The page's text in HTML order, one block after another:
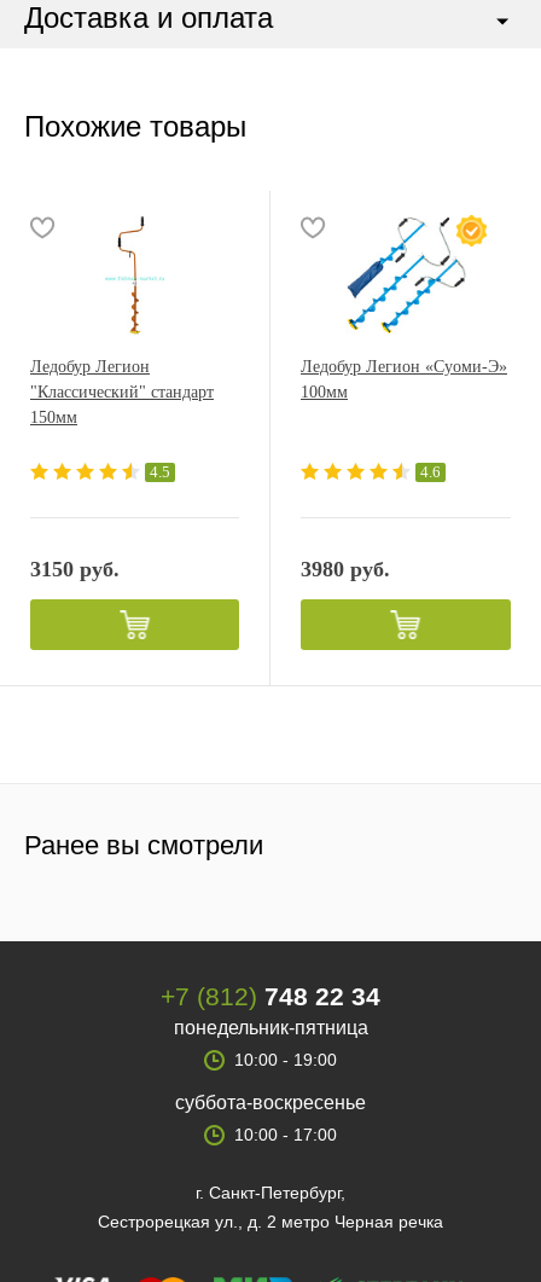
Доставка и оплата
Похожие товары
Ледобур Легион
"Классический" стандарт
150мм
4.5
3150 руб.
Ледобур Легион «Суоми-Э»
100мм
4.6
3980 руб.
Ранее вы смотрели
+7 (812) 748 22 34
понедельник-пятница
10:00 - 19:00
суббота-воскресенье
10:00 - 17:00
г. Санкт-Петербург,
Сестрорецкая ул., д. 2 метро Черная речка